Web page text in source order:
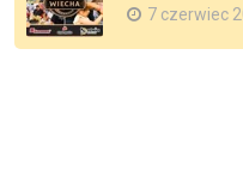
7 czerwiec